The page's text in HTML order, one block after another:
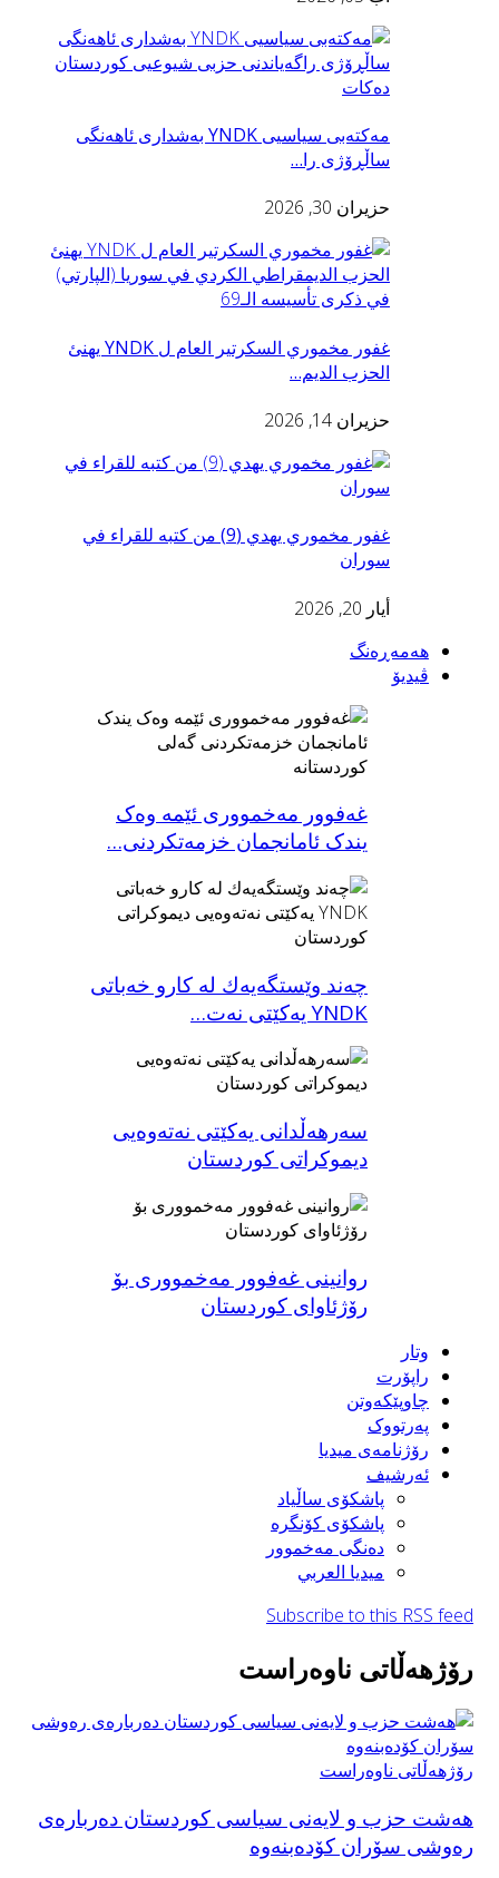
مه‌كته‌بی سیاسیی YNDK به‌شدارى ئاهه‌نگى
ساڵڕۆژى را…
حزيران 30, 2026
غفور مخموري السكرتير العام ل YNDK يهنئ
الحزب الديم…
حزيران 14, 2026
غفور مخموري يهدي (9) من كتبه للقراء في
سوران
أيار 20, 2026
هەمەڕەنگ
ڤیدیۆ
غەفوور مەخمووری ئێمە وەک
یندک ئامانجمان خزمەتکردنى…
چه‌ند وێستگه‌یه‌ك له‌ كارو خه‌باتی
YNDK یەکێتی نەت…
سەرهەڵدانی یەکێتی نەتەوەیی
دیموکراتی کوردستان
روانینی غه‌فوور مه‌خمووری بۆ
رۆژئاوای كوردستان
وتار
راپۆرت
چاوپێکەوتن
پەرتووک
رۆژنامەی میدیا
ئەرشیف
پاشكۆی ساڵیاد
پاشكۆی كۆنگره‌
ده‌نگی مه‌خموور
ميديا العربي
Subscribe to this RSS feed
رۆژهەڵاتی ناوەراست
رۆژهەڵاتی ناوەراست
هه‌شت حزب و لایه‌نی سیاسی كوردستان ده‌رباره‌ی
ره‌وشی سۆران کۆدەبنەوە